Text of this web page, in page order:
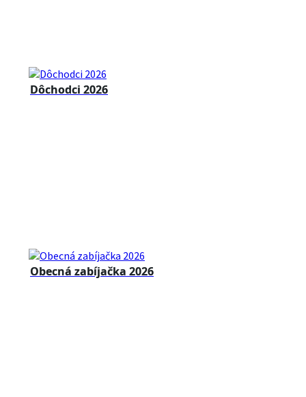
Dôchodci 2026
Obecná zabíjačka 2026